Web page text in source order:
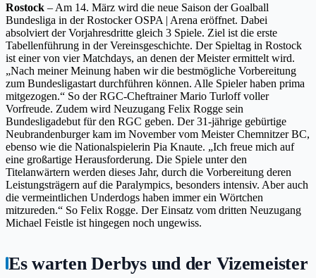
Rostock – Am 14. März wird die neue Saison der Goalball
Bundesliga in der Rostocker OSPA | Arena eröffnet. Dabei
absolviert der Vorjahresdritte gleich 3 Spiele. Ziel ist die erste
Tabellenführung in der Vereinsgeschichte. Der Spieltag in Rostock
ist einer von vier Matchdays, an denen der Meister ermittelt wird.
„Nach meiner Meinung haben wir die bestmögliche Vorbereitung
zum Bundesligastart durchführen können. Alle Spieler haben prima
mitgezogen.“ So der RGC-Cheftrainer Mario Turloff voller
Vorfreude. Zudem wird Neuzugang Felix Rogge sein
Bundesligadebut für den RGC geben. Der 31-jährige gebürtige
Neubrandenburger kam im November vom Meister Chemnitzer BC,
ebenso wie die Nationalspielerin Pia Knaute. „Ich freue mich auf
eine großartige Herausforderung. Die Spiele unter den
Titelanwärtern werden dieses Jahr, durch die Vorbereitung deren
Leistungsträgern auf die Paralympics, besonders intensiv. Aber auch
die vermeintlichen Underdogs haben immer ein Wörtchen
mitzureden.“ So Felix Rogge. Der Einsatz vom dritten Neuzugang
Michael Feistle ist hingegen noch ungewiss.
Es warten Derbys und der Vizemeister